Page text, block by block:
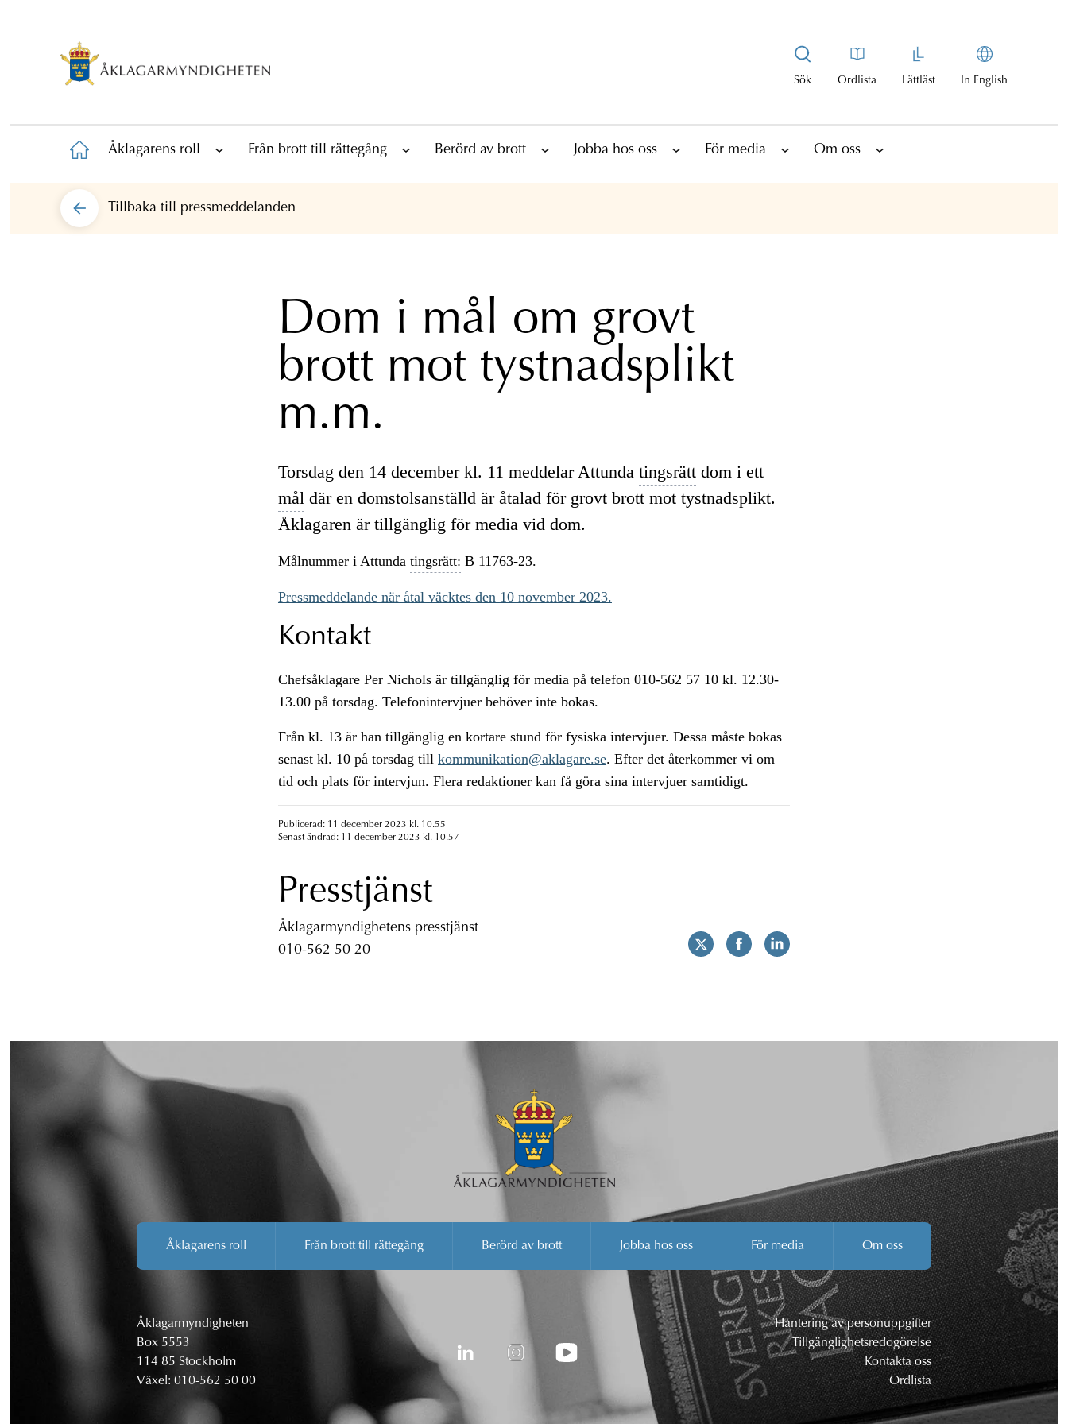
Sök Ordlista Lättläst In English
Åklagarens roll Från brott till rättegång Berörd av brott Jobba hos oss För media Om oss
Tillbaka till pressmeddelanden
Dom i mål om grovt
brott mot tystnadsplikt
m.m.
Torsdag den 14 december kl. 11 meddelar Attunda tingsrättdom i ett
mål där en domstolsanställd är åtalad för grovt brott mot tystnadsplikt.
Åklagaren är tillgänglig för media vid dom.
Målnummer i Attunda tingsrätt: B 11763-23.
Pressmeddelande när åtal väcktes den 10 november 2023.
Kontakt
Chefsåklagare Per Nichols är tillgänglig för media på telefon 010-562 57 10 kl. 12.30-
13.00 på torsdag. Telefonintervjuer behöver inte bokas.
Från kl. 13 är han tillgänglig en kortare stund för fysiska intervjuer. Dessa måste bokas
senast kl. 10 på torsdag till kommunikation@aklagare.se. Efter det återkommer vi om
tid och plats för intervjun. Flera redaktioner kan få göra sina intervjuer samtidigt.
Publicerad: 11 december 2023 kl. 10.55
Senast ändrad: 11 december 2023 kl. 10.57
Presstjänst
Åklagarmyndighetens presstjänst
010-562 50 20
Åklagarens roll Från brott till rättegång Berörd av brott Jobba hos oss För media Om oss
Åklagarmyndigheten
Box 5553
114 85 Stockholm
Växel: 010-562 50 00
Hantering av personuppgifter
Tillgänglighetsredogörelse
Kontakta oss
Ordlista